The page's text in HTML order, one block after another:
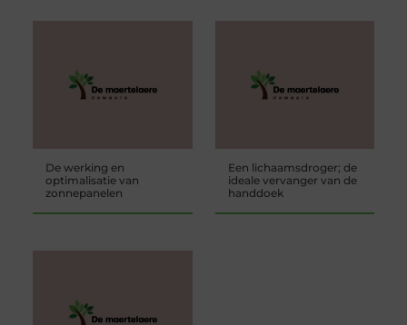
De werking en
optimalisatie van
zonnepanelen
Een lichaamsdroger; de
ideale vervanger van de
handdoek